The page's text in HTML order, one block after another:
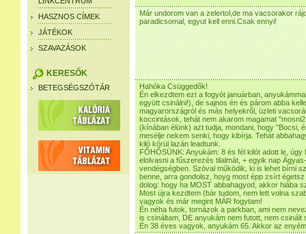
HASZNOS CÍMEK
JÁTÉKOK
SZAVAZÁSOK
KERESŐK
BETEGSÉGSZÓTÁR
Már undorom van a zelertol,de ma vacsorakor
paradicsomal, egyut kell enni.Csak ennyi!
Hahóka Csüggedők!
Én elkezdtem ezt a fogyót januárban,
együtt csinálni!), de sajnos én és párom abba
magyarországról és más helyekről, üzleti
koccintások, tehát nem akarom magamat
(kínában élünk) azt tudja, mondani, hogy "Bocsi,
mesélje nekem senki, hogy kibírja. Tehát
kiló körül lazán leadtunk.
FŐHŐSÜNK: Anyukám: 8 és fél kilót adott le,
elolvasni a fűszerezés tilalmát, + egyik nap
vendégségben. Szóval működik, ki is lehet bírni
benne, arra gondolsz, hoyg most épp zsírt
dolog: hogy ha MOST abbahagyod, akkor hiába
Most újra kezdtem (bár tudom, nem lett volna
vagyok és már megint MÁR fogytam!
Én néha futok, tornázok a parkban, ami nem
is csináltam, DE anyukám nem futott, nem csinált
Én 38 éves vagyok, anyukám 65. Akkor az